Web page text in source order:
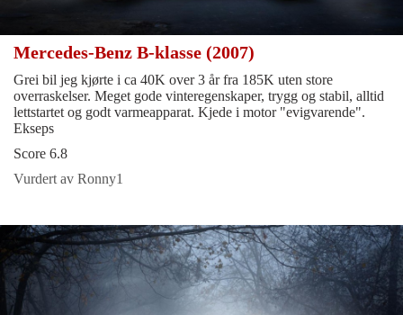
Mercedes-Benz B-klasse (2007)
Grei bil jeg kjørte i ca 40K over 3 år fra 185K uten store
overraskelser. Meget gode vinteregenskaper, trygg og stabil, alltid
lettstartet og godt varmeapparat. Kjede i motor "evigvarende".
Ekseps
Score 6.8
Vurdert av Ronny1